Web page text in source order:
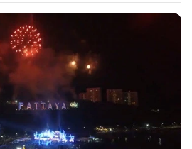
องตนเองผ่านกิจกรรมหลากหลายทั้ง
นที่บริเวณที่ทำการตำรวจชุมชนเขต
ะพานยาวนาเกลือนั้น เมืองพัทยา จะ
กเลิกจัดงานหรือไม่ เนื่องจากพื้นที่ดัง
วบคุมจำนวนผู้เข้าร่วมงานได้